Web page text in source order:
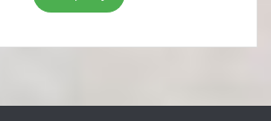
10,00 руб..